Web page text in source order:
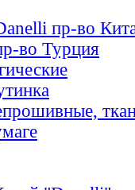
пр-во
во Турция